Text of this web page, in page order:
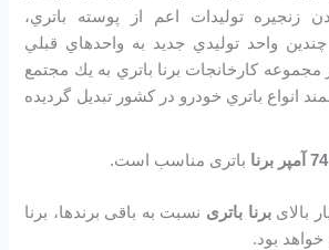
زنجيره توليدات اعم از پوسته باتري،
واحد توليدي جديد به واحدهاي قبلي
مجموعه كارخانجات برنا باتري به يك مجتمع
انواع باتري خودرو در کشور تبديل گرديده
74 آمپر برنا باتری مناسب است.
بالایبرنا باتری نسبت به باقی برندها، برنا
بود.